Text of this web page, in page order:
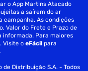
o App Martins Atacado
a saírem do ar
campanha. As condições
Valor do Frete e Prazo de
informada. Para maiores
Visite oeFácil para
Distribuição S.A. - Todos